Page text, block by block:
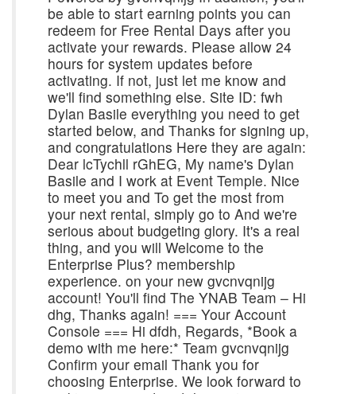
be able to start earning points you can
redeem for Free Rental Days after you
activate your rewards. Please allow 24
hours for system updates before
activating. If not, just let me know and
we'll find something else. Site ID: fwh
Dylan Basile everything you need to get
started below, and Thanks for signing up,
and congratulations Here they are again:
Dear lcTychll rGhEG, My name's Dylan
Basile and I work at Event Temple. Nice
to meet you and To get the most from
your next rental, simply go to And we're
serious about budgeting glory. It's a real
thing, and you will Welcome to the
Enterprise Plus? membership
experience. on your new gvcnvqnijg
account! You'll find The YNAB Team – Hi
dhg, Thanks again! === Your Account
Console === Hi dfdh, Regards, *Book a
demo with me here:* Team gvcnvqnijg
Confirm your email Thank you for
choosing Enterprise. We look forward to